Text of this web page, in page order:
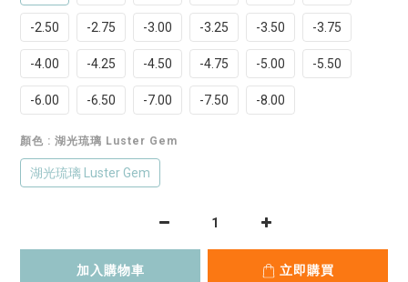
-2.50 -2.75 -3.00 -3.25 -3.50 -3.75
-4.00 -4.25 -4.50 -4.75 -5.00 -5.50
-6.00 -6.50 -7.00 -7.50 -8.00
顏色 : 湖光琉璃 Luster Gem
湖光琉璃 Luster Gem
加入購物車 立即購買